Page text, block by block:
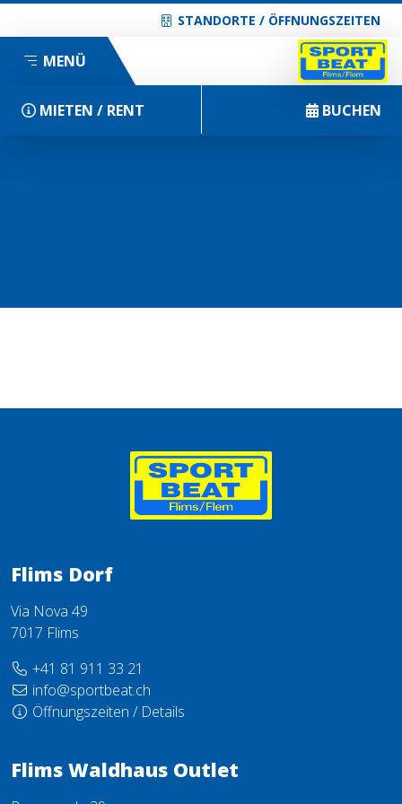
STANDORTE / ÖFFNUNGSZEITEN
MENÜ
MIETEN / RENT BUCHEN
Flims Dorf
Via Nova 49
7017 Flims
+41 81 911 33 21
info@sportbeat.ch
Öffnungszeiten / Details
Flims Waldhaus Outlet